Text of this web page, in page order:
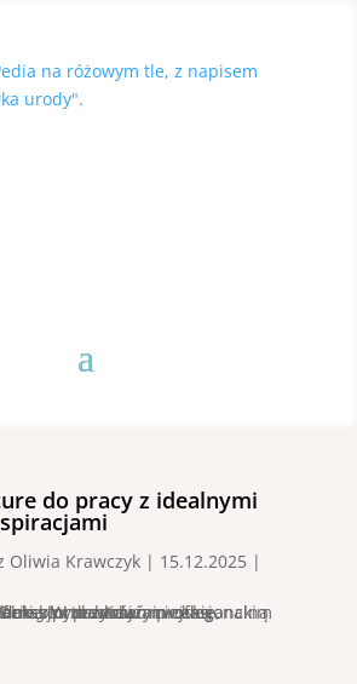
do pracy z idealnymi
Oliwia Krawczyk| 15.12.2025 |